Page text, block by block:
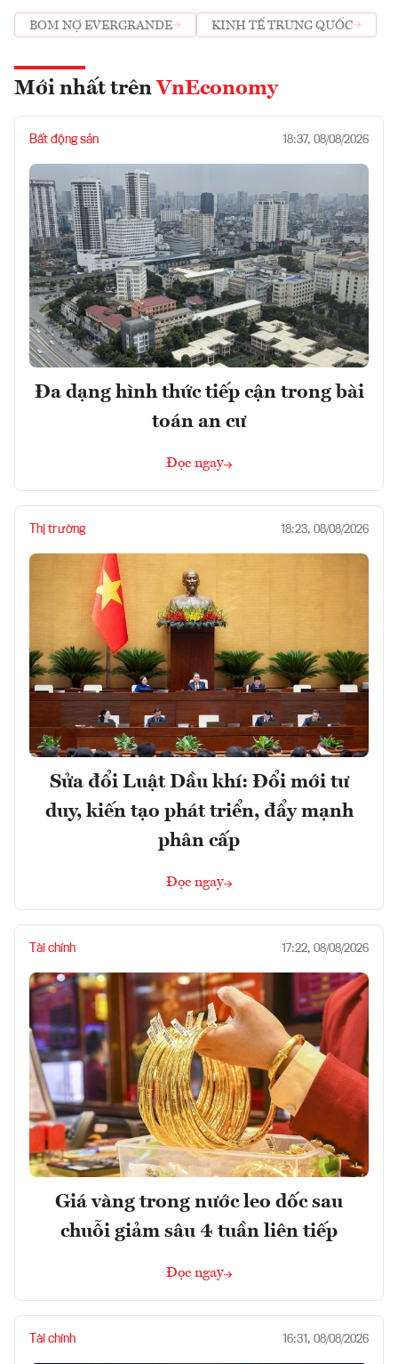
BOM NỢ EVERGRANDE KINH TẾ TRUNG QUỐC
Mới nhất trên VnEconomy
Bất động sản 18:37, 08/08/2026
Đa dạng hình thức tiếp cận trong bài
toán an cư
Đọc ngay
Thị trường 18:23, 08/08/2026
Sửa đổi Luật Dầu khí: Đổi mới tư
duy, kiến tạo phát triển, đẩy mạnh
phân cấp
Đọc ngay
Tài chính 17:22, 08/08/2026
Giá vàng trong nước leo dốc sau
chuỗi giảm sâu 4 tuần liên tiếp
Đọc ngay
Tài chính 16:31, 08/08/2026